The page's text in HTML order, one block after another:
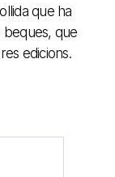
que ha
beques, que
edicions.